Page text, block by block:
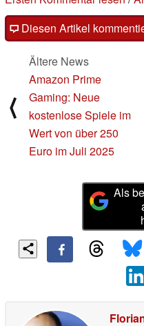
Diesen Artikel
⟨
Ältere News
Amazon Prime
Gaming: Neue
kostenlose Spiele im
Wert von über 250
Euro im Juli 2025
Als